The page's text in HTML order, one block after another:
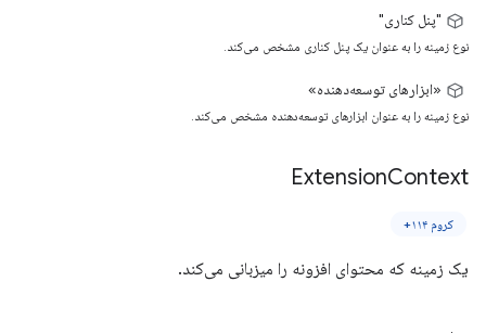
"پنل کناری"
نوع زمینه را به عنوان یک پنل کناری مشخص می‌کند.
«ابزارهای توسعه‌دهنده»
نوع زمینه را به عنوان ابزارهای توسعه‌دهنده مشخص می‌کند.
ExtensionContext
کروم ۱۱۴+
یک زمینه که محتوای افزونه را میزبانی می‌کند.